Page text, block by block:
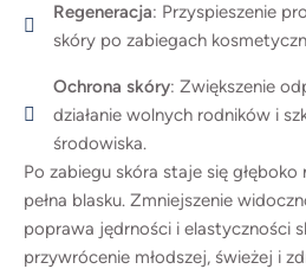
Regeneracja: Przyspieszenie
skóry po zabiegach
Ochrona skóry: Zwiększenie
działanie wolnych rodników i
środowiska.
Po zabiegu skóra staje się głęboko
pełna blasku. Zmniejszenie
poprawa jędrności i elastyczności
przywrócenie młodszej, świeżej i